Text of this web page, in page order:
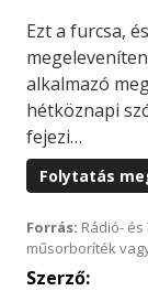
Ezt a furcsa,
alkalmazó
hétköznapi
fejezi…
Folytatás
Forrás: Rádió-
műsorboríték
Szerző: